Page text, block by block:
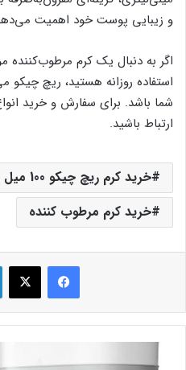
و زیبایی پوست خود اهمیت
اگر به دنبال یک کرم مرطوب‌کننده
استفاده روزانه هستید، ریچ چیکو
شما باشد. برای سفارش و خرید
ارتباط باشید.
خرید کرم ریچ چیکو 100 میل
خرید کرم مرطوب کننده
فیس بوک X